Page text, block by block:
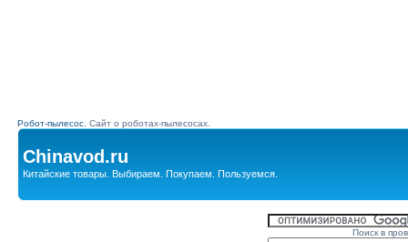
Робот-пылесос. Сайт о роботах-пылесосах.
Chinavod.ru
Китайские товары. Выбираем. Покупаем. Пользуемся.
Поиск в